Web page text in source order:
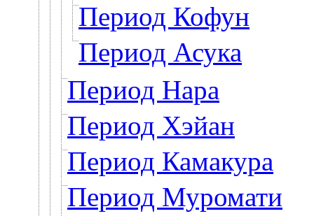
Период Кофун
Период Асука
Период Нара
Период Хэйан
Период Камакура
Период Муромати